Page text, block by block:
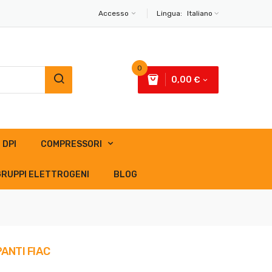
Lingua: Italiano
Accesso
0
0,00 €
DPI COMPRESSORI
ELETTROGENI BLOG
FIAC